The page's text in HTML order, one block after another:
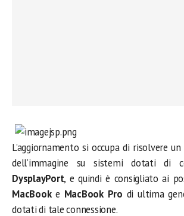
L’aggiornamento si occupa di risolvere
dell’immagine su sistemi dotati di
DysplayPort, e quindi è consigliato ai
MacBooke MacBook Pro di ultima
dotati di tale connessione.